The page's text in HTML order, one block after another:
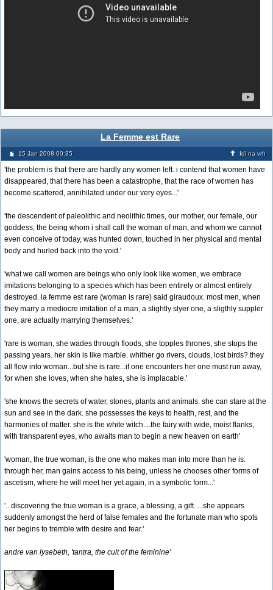
La Femme est Rare
15 Jan 2008 00:35 Idi na vrh
'the problem is that there are hardly any women left. i contend that women have
disappeared, that there has been a catastrophe, that the race of women has
become scattered, annihilated under our very eyes...'
'the descendent of paleolithic and neolithic times, our mother, our female, our
goddess, the being whom i shall call the woman of man, and whom we cannot
even conceive of today, was hunted down, touched in her physical and mental
body and hurled back into the void.'
'what we call women are beings who only look like women, we embrace
imitations belonging to a species which has been entirely or almost entirely
destroyed. la femme est rare (woman is rare) said giraudoux. most men, when
they marry a mediocre imitation of a man, a slightly slyer one, a sligthly suppler
one, are actually marrying themselves.'
'rare is woman, she wades through floods, she topples thrones, she stops the
passing years. her skin is like marble. whither go rivers, clouds, lost birds? they
all flow into woman...but she is rare...if one encounters her one must run away,
for when she loves, when she hates, she is implacable.'
'she knows the secrets of water, stones, plants and animals. she can stare at the
sun and see in the dark. she possesses the keys to health, rest, and the
harmonies of matter. she is the white witch....the fairy with wide, moist flanks,
with transparent eyes, who awaits man to begin a new heaven on earth'
'woman, the true woman, is the one who makes man into more than he is.
through her, man gains access to his being, unless he chooses other forms of
ascetism, where he will meet her yet again, in a symbolic form...'
'...discovering the true woman is a grace, a blessing, a gift. ...she appears
suddenly amongst the herd of false females and the fortunate man who spots
her begins to tremble with desire and fear.'
andre van lysebeth, 'tantra, the cult of the feminine'